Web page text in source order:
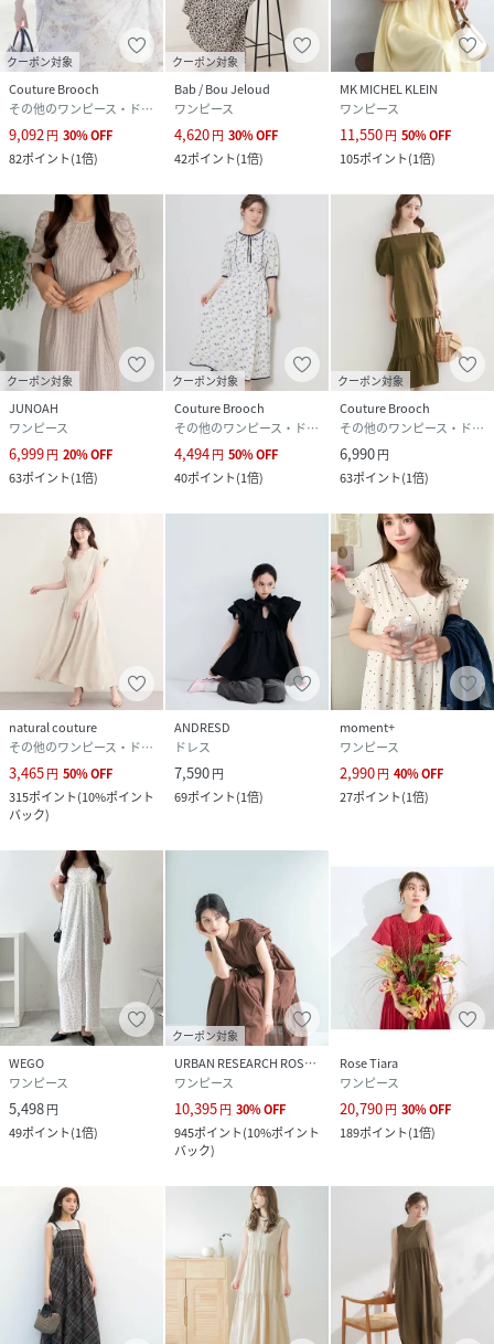
クーポン対象
Couture Brooch
その他のワンピース・ドレス
9,092円 30%OFF
82ポイント(1倍)
クーポン対象
Bab / Bou Jeloud
ワンピース
4,620円 30%OFF
42ポイント(1倍)
MK MICHEL KLEIN
ワンピース
11,550円 50%OFF
105ポイント(1倍)
クーポン対象
JUNOAH
ワンピース
6,999円 20%OFF
63ポイント(1倍)
クーポン対象
Couture Brooch
その他のワンピース・ドレス
4,494円 50%OFF
40ポイント(1倍)
クーポン対象
Couture Brooch
その他のワンピース・ドレス
6,990円
63ポイント(1倍)
natural couture
その他のワンピース・ドレス
3,465円 50%OFF
315ポイント(10%ポイント
バック)
ANDRESD
ドレス
7,590円
69ポイント(1倍)
moment+
ワンピース
2,990円 40%OFF
27ポイント(1倍)
WEGO
ワンピース
5,498円
49ポイント(1倍)
クーポン対象
URBAN RESEARCH ROSSO
ワンピース
10,395円 30%OFF
945ポイント(10%ポイント
バック)
Rose Tiara
ワンピース
20,790円 30%OFF
189ポイント(1倍)